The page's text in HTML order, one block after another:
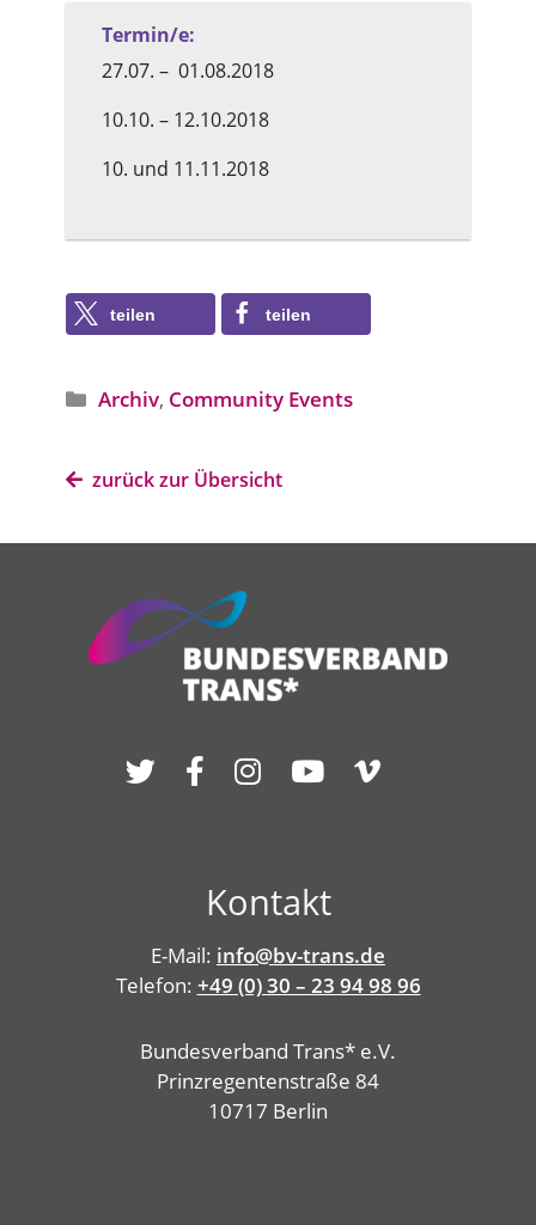
Termin/e:
27.07. – 01.08.2018
10.10. – 12.10.2018
10. und 11.11.2018
teilen teilen
Angebotstyp
Archiv, Community Events
zurück zur Übersicht
Kontakt
E-Mail: info@bv-trans.de
Telefon: +49 (0) 30 – 23 94 98 96
Bundesverband Trans* e.V.
Prinzregentenstraße 84
10717 Berlin